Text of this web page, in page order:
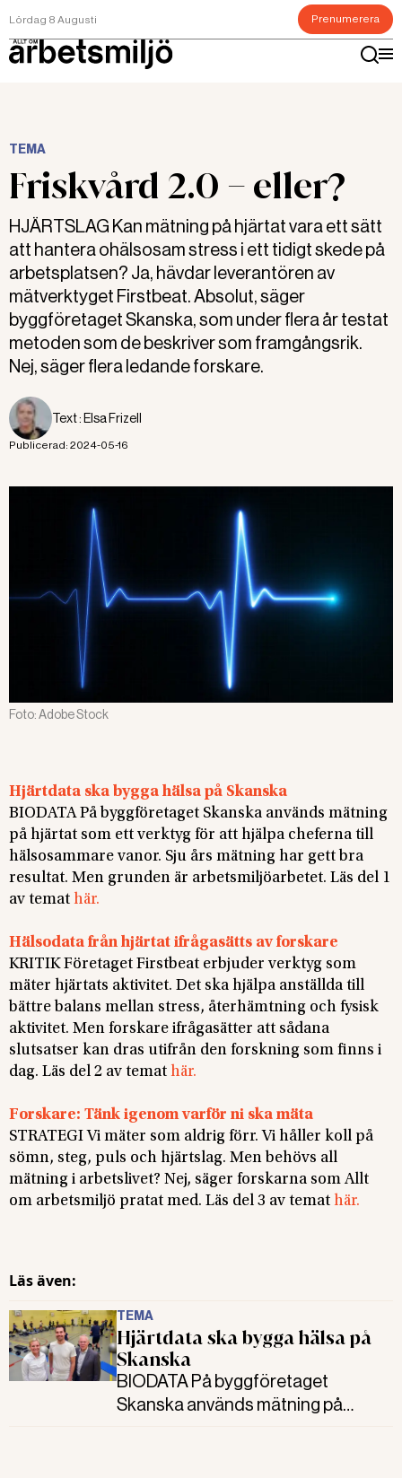
Lördag 8 Augusti Prenumerera
TEMA
Friskvård 2.0 – eller?
HJÄRTSLAG Kan mätning på hjärtat vara ett sätt
att hantera ohälsosam stress i ett tidigt skede på
arbetsplatsen? Ja, hävdar leverantören av
mätverktyget Firstbeat. Absolut, säger
byggföretaget Skanska, som under flera år testat
metoden som de beskriver som framgångsrik.
Nej, säger flera ledande forskare.
Text : Elsa Frizell
Publicerad: 2024-05-16
Foto:Adobe Stock
Hjärtdata ska bygga hälsa på Skanska
BIODATA På byggföretaget Skanska används mätning
på hjärtat som ett verktyg för att hjälpa cheferna till
hälsosammare vanor. Sju års mätning har gett bra
resultat. Men grunden är arbetsmiljöarbetet. Läs del 1
av temat här.
Hälsodata från hjärtat ifrågasätts av forskare
KRITIK Företaget Firstbeat erbjuder verktyg som
mäter hjärtats aktivitet. Det ska hjälpa anställda till
bättre balans mellan stress, återhämtning och fysisk
aktivitet. Men forskare ifrågasätter att sådana
slutsatser kan dras utifrån den forskning som finns i
dag. Läs del 2 av temat här.
Forskare: Tänk igenom varför ni ska mäta
STRATEGI Vi mäter som aldrig förr. Vi håller koll på
sömn, steg, puls och hjärtslag. Men behövs all
mätning i arbetslivet? Nej, säger forskarna som Allt
om arbetsmiljö pratat med. Läs del 3 av temat här.
Läs även:
TEMA
Hjärtdata ska bygga hälsa på
Skanska
BIODATA På byggföretaget
Skanska används mätning på